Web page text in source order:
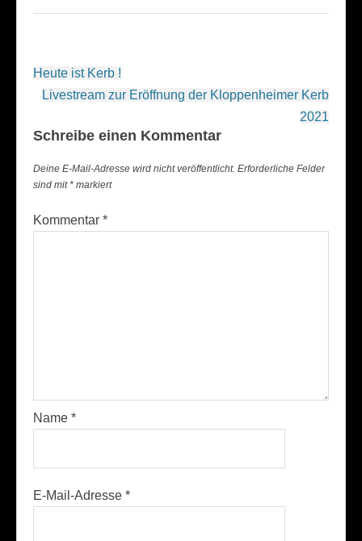
Beitragsnavigation
Heute ist Kerb !
Livestream zur Eröffnung der Kloppenheimer Kerb
2021
Schreibe einen Kommentar
Deine E-Mail-Adresse wird nicht veröffentlicht. Erforderliche Felder
sind mit* markiert
Kommentar *
Name *
E-Mail-Adresse *